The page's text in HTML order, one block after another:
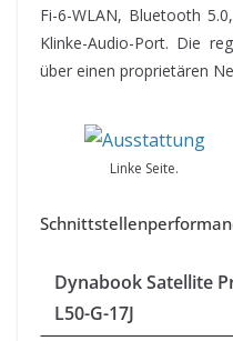
Fi-6-WLAN, Bluetooth
Klinke-Audio-Port. Die
über einen proprietären
Linke Seite.
Dynabook Satellite
L50-G-17J